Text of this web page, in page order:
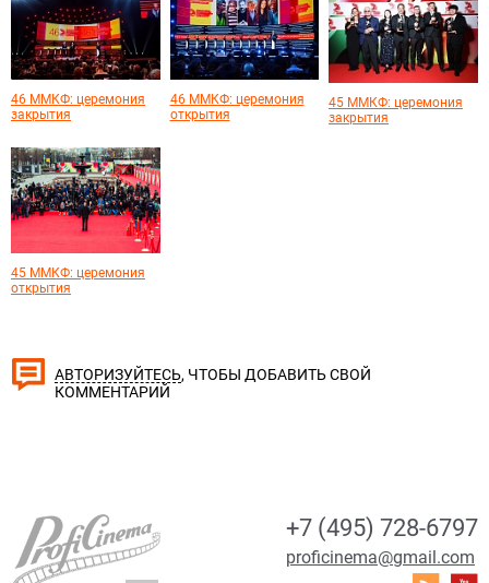
46 ММКФ: церемония
закрытия
46 ММКФ: церемония
открытия
45 ММКФ: церемония
закрытия
45 ММКФ: церемония
открытия
АВТОРИЗУЙТЕСЬ, ЧТОБЫ ДОБАВИТЬ СВОЙ
КОММЕНТАРИЙ
+7 (495) 728-6797
proficinema@gmail.com